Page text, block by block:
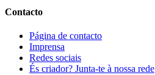
Contacto
Página de contacto
Imprensa
Redes sociais
És criador? Junta-te à nossa rede